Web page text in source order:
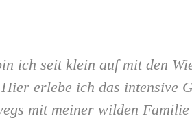
ich seit klein auf mit den
erlebe ich das intensive
mit meiner wilden